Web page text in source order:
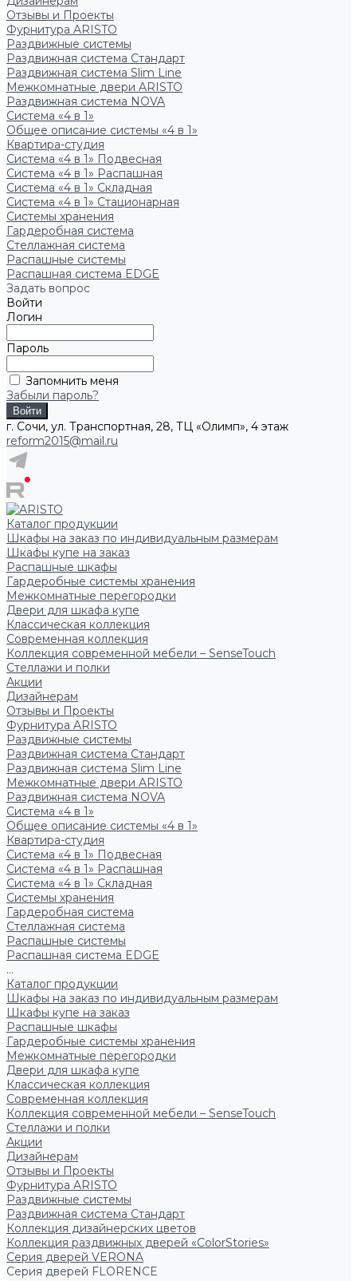
Отзывы и Проекты
Фурнитура ARISTO
Раздвижные системы
Раздвижная система Стандарт
Раздвижная система Slim Line
Межкомнатные двери ARISTO
Раздвижная система NOVA
Система «4 в 1»
Общее описание системы «4 в 1»
Квартира-студия
Система «4 в 1» Подвесная
Система «4 в 1» Распашная
Система «4 в 1» Складная
Система «4 в 1» Стационарная
Системы хранения
Гардеробная система
Стеллажная система
Распашные системы
Распашная система EDGE
Задать вопрос
Войти
Логин
Пароль
Запомнить меня
Забыли пароль?
г. Сочи, ул. Транспортная, 28, ТЦ «Олимп», 4 этаж
reform2015@mail.ru
Каталог продукции
Шкафы на заказ по индивидуальным размерам
Шкафы купе на заказ
Распашные шкафы
Гардеробные системы хранения
Межкомнатные перегородки
Двери для шкафа купе
Классическая коллекция
Современная коллекция
Коллекция современной мебели – SenseTouch
Стеллажи и полки
Акции
Дизайнерам
Отзывы и Проекты
Фурнитура ARISTO
Раздвижные системы
Раздвижная система Стандарт
Раздвижная система Slim Line
Межкомнатные двери ARISTO
Раздвижная система NOVA
Система «4 в 1»
Общее описание системы «4 в 1»
Квартира-студия
Система «4 в 1» Подвесная
Система «4 в 1» Распашная
Система «4 в 1» Складная
Системы хранения
Гардеробная система
Стеллажная система
Распашные системы
Распашная система EDGE
...
Каталог продукции
Шкафы на заказ по индивидуальным размерам
Шкафы купе на заказ
Распашные шкафы
Гардеробные системы хранения
Межкомнатные перегородки
Двери для шкафа купе
Классическая коллекция
Современная коллекция
Коллекция современной мебели – SenseTouch
Стеллажи и полки
Акции
Дизайнерам
Отзывы и Проекты
Фурнитура ARISTO
Раздвижные системы
Раздвижная система Стандарт
Коллекция дизайнерских цветов
Коллекция раздвижных дверей «ColorStories»
Серия дверей VERONA
Серия дверей FLORENCE